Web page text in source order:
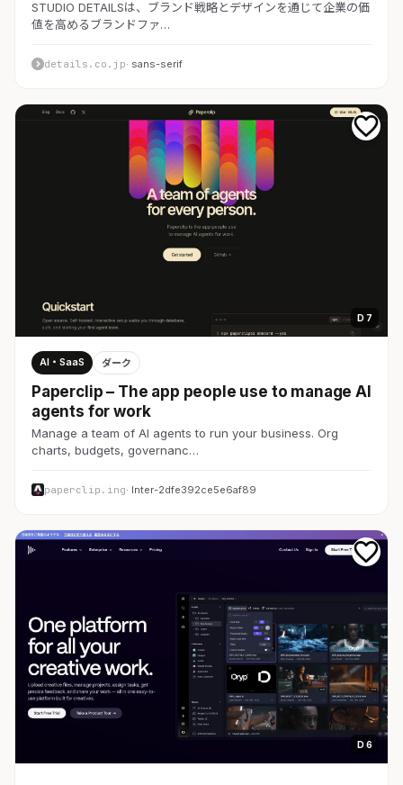
STUDIO DETAILSは、ブランド戦略とデザインを通じて企業の価
値を高めるブランドファ…
details.co.jp· sans-serif
D 7
AI・SaaS ダーク
Paperclip – The app people use to manage AI
agents for work
Manage a team of AI agents to run your business. Org
charts, budgets, governanc…
paperclip.ing· Inter-2dfe392ce5e6af89
D 6